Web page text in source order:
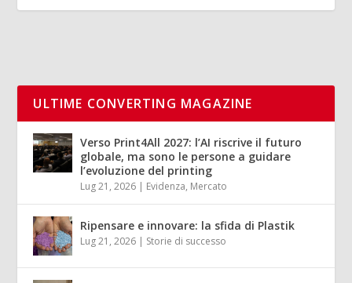
ULTIME CONVERTING MAGAZINE
Verso Print4All 2027: l’AI riscrive il futuro
globale, ma sono le persone a guidare
l’evoluzione del printing
Lug 21, 2026 | Evidenza, Mercato
Ripensare e innovare: la sfida di Plastik
Lug 21, 2026 | Storie di successo